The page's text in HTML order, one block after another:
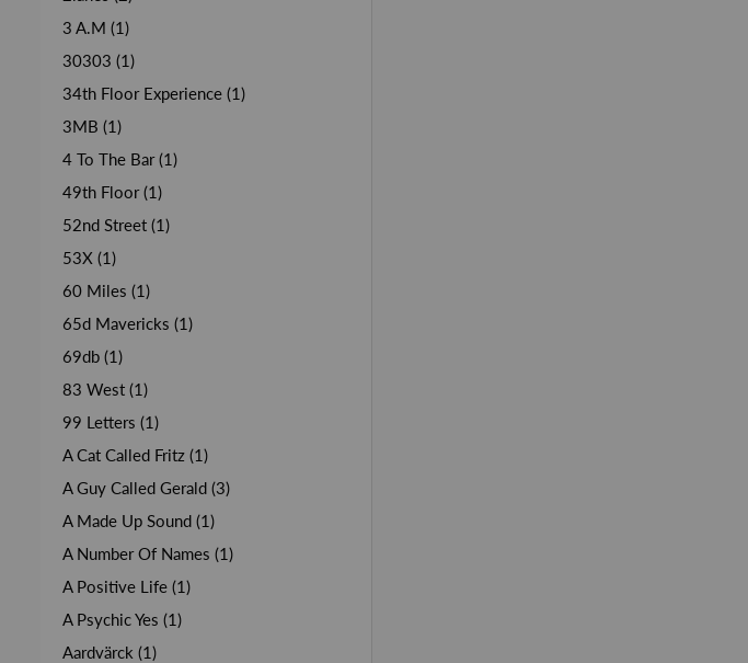
3 A.M (1)
30303 (1)
34th Floor Experience (1)
3MB (1)
4 To The Bar (1)
49th Floor (1)
52nd Street (1)
53X (1)
60 Miles (1)
65d Mavericks (1)
69db (1)
83 West (1)
99 Letters (1)
A Cat Called Fritz (1)
A Guy Called Gerald (3)
A Made Up Sound (1)
A Number Of Names (1)
A Positive Life (1)
A Psychic Yes (1)
Aardvärck (1)